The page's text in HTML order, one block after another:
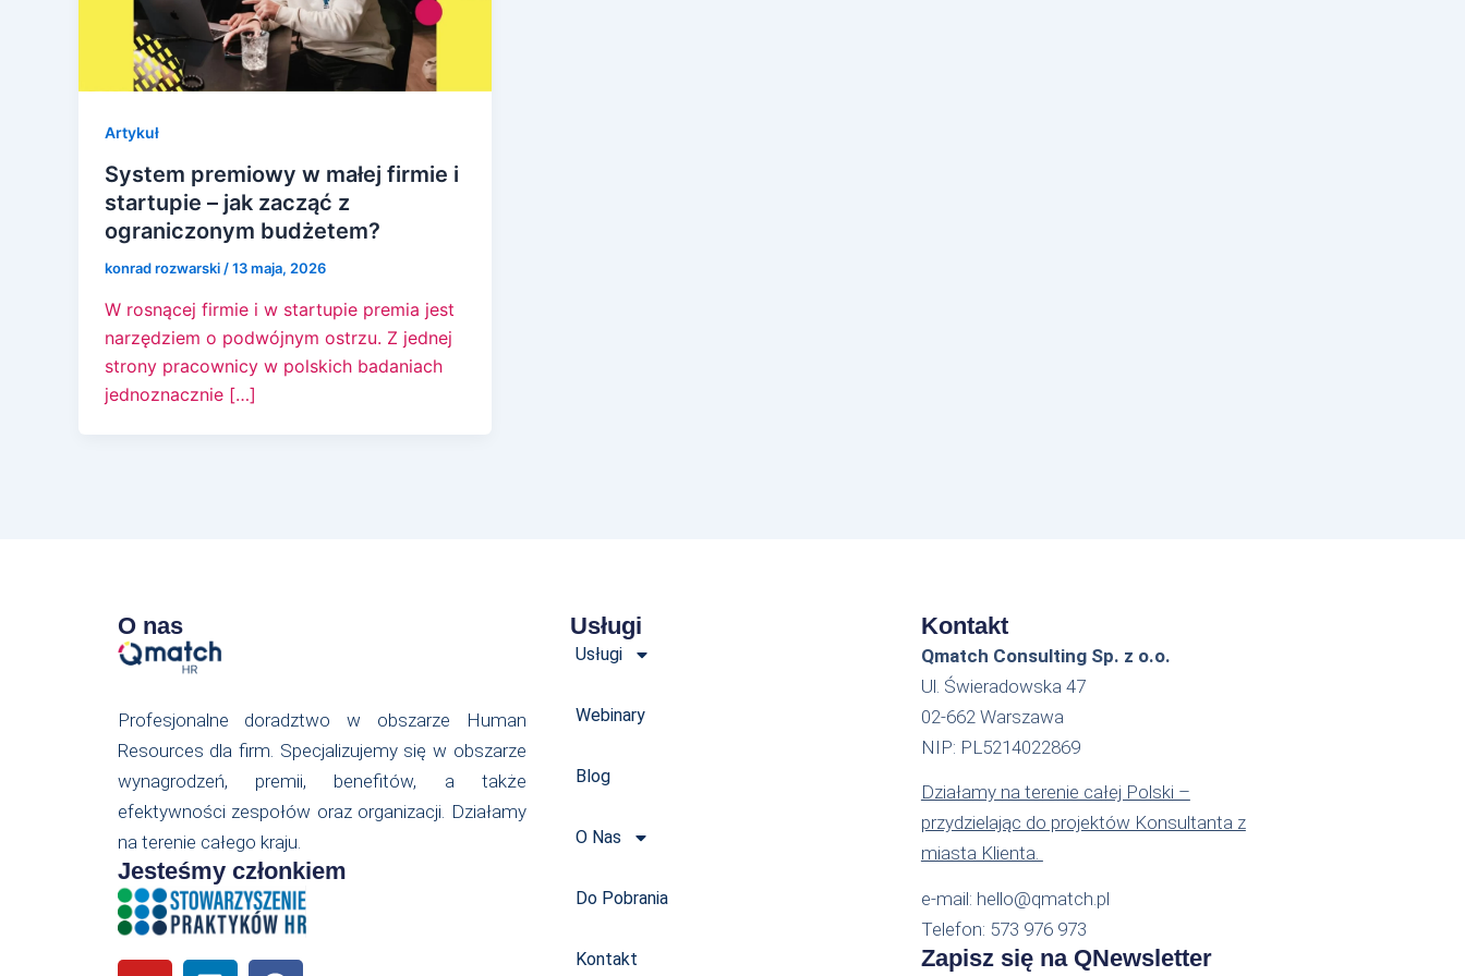
Artykuł
System premiowy w małej firmie i
startupie – jak zacząć z
ograniczonym budżetem?
konrad rozwarski /13 maja, 2026
W rosnącej firmie i w startupie premia jest
narzędziem o podwójnym ostrzu. Z jednej
strony pracownicy w polskich badaniach
jednoznacznie […]
O nas
Profesjonalne doradztwo w obszarze Human
Resources dla firm. Specjalizujemy się w obszarze
wynagrodzeń, premii, benefitów, a także
efektywności zespołów oraz organizacji. Działamy
na terenie całego kraju.
Jesteśmy członkiem
Usługi
Usługi
Webinary
Blog
O Nas
Do Pobrania
Kontakt
Kontakt
Qmatch Consulting Sp. z o.o.
Ul. Świeradowska 47
02-662 Warszawa
NIP: PL5214022869
Działamy na terenie całej Polski –
przydzielając do projektów Konsultanta z
miasta Klienta.
e-mail: hello@qmatch.pl
Telefon: 573 976 973
Zapisz się na QNewsletter